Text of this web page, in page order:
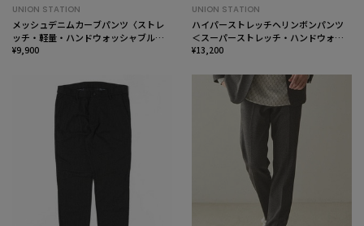
UNION STATION
メッシュデニムカーブパンツ〈ストレ
ッチ・軽量・ハンドウォッシャブル・
通気性〉
¥9,900
UNION STATION
ハイパーストレッチヘリンボンパンツ
＜スーパーストレッチ・ハンドウォッ
シャブル＞
¥13,200